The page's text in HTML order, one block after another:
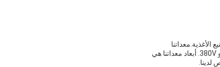
مصنوعة من المواد عالية الجودة وهي مثالية للخبزالمعدات لديها حجم 35L * 2 و متوفرة في خيارات الجهد 220V و 380V. أبعاد معداتنا هي